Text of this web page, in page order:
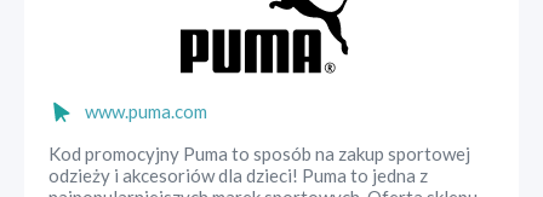
www.puma.com
Kod promocyjny Puma to sposób na zakup sportowej
odzieży i akcesoriów dla dzieci! Puma to jedna z